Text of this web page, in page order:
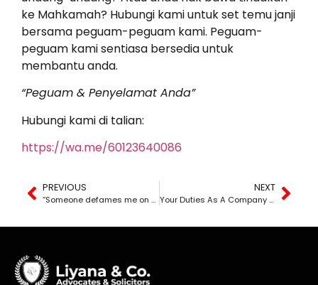
ke Mahkamah? Hubungi kami untuk set temu janji
bersama peguam-peguam kami. Peguam-
peguam kami sentiasa bersedia untuk
membantu anda.
“Peguam & Penyelamat Anda”
Hubungi kami di talian:
https://wa.me/60123640086
PREVIOUS
“Someone defames me on Social Media. What steps can I do if I want to take action?”
NEXT
Your Duties As A Company Director